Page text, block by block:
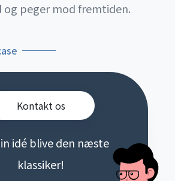
og peger mod fremtiden.
Kontakt os
idé blive den næste
klassiker!